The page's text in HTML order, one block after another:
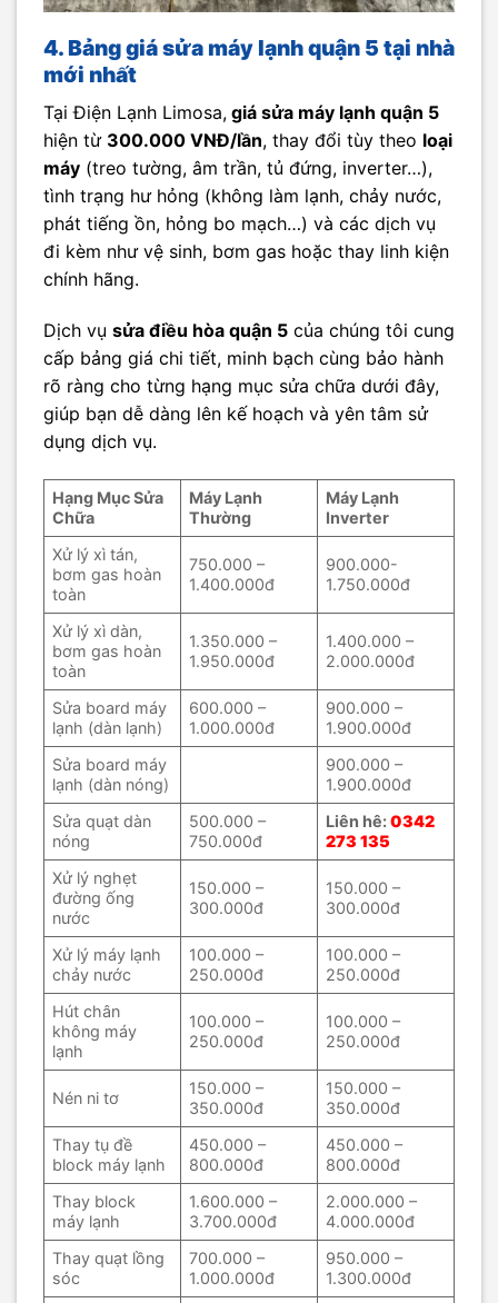
4. Bảng giá sửa máy lạnh quận 5 tại nhà
mới nhất
Tại Điện Lạnh Limosa, giá sửa máy lạnh quận 5
hiện từ 300.000 VNĐ/lần, thay đổi tùy theo loại
máy (treo tường, âm trần, tủ đứng, inverter…),
tình trạng hư hỏng (không làm lạnh, chảy nước,
phát tiếng ồn, hỏng bo mạch…) và các dịch vụ
đi kèm như vệ sinh, bơm gas hoặc thay linh kiện
chính hãng.
Dịch vụ sửa điều hòa quận 5 của chúng tôi cung
cấp bảng giá chi tiết, minh bạch cùng bảo hành
rõ ràng cho từng hạng mục sửa chữa dưới đây,
giúp bạn dễ dàng lên kế hoạch và yên tâm sử
dụng dịch vụ.
Hạng Mục Sửa
Chữa
Máy Lạnh
Thường
Máy Lạnh
Inverter
Xử lý xì tán,
bơm gas hoàn
toàn
750.000 –
1.400.000đ
900.000-
1.750.000đ
Xử lý xì dàn,
bơm gas hoàn
toàn
1.350.000 –
1.950.000đ
1.400.000 –
2.000.000đ
Sửa board máy
lạnh (dàn lạnh)
600.000 –
1.000.000đ
900.000 –
1.900.000đ
Sửa board máy
lạnh (dàn nóng)
900.000 –
1.900.000đ
Sửa quạt dàn
nóng
500.000 –
750.000đ
Liên hê:0342
273 135
Xử lý nghẹt
đường ống
nước
150.000 –
300.000đ
150.000 –
300.000đ
Xử lý máy lạnh
chảy nước
100.000 –
250.000đ
100.000 –
250.000đ
Hút chân
không máy
lạnh
100.000 –
250.000đ
100.000 –
250.000đ
Nén ni tơ
150.000 –
350.000đ
150.000 –
350.000đ
Thay tụ đề
block máy lạnh
450.000 –
800.000đ
450.000 –
800.000đ
Thay block
máy lạnh
1.600.000 –
3.700.000đ
2.000.000 –
4.000.000đ
Thay quạt lồng
sóc
700.000 –
1.000.000đ
950.000 –
1.300.000đ